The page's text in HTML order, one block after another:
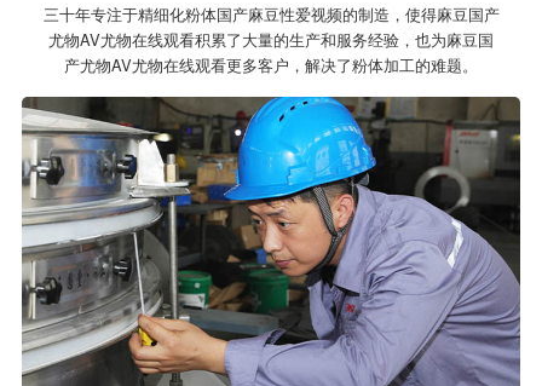
三十年专注于精细化粉体国产麻豆性爱视频的制造，使得麻豆国产
尤物AV尤物在线观看积累了大量的生产和服务经验，也为麻豆国
产尤物AV尤物在线观看更多客户，解决了粉体加工的难题。